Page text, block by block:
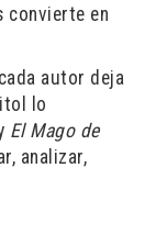
convierte en
autor deja
lo
El Mago de
analizar,